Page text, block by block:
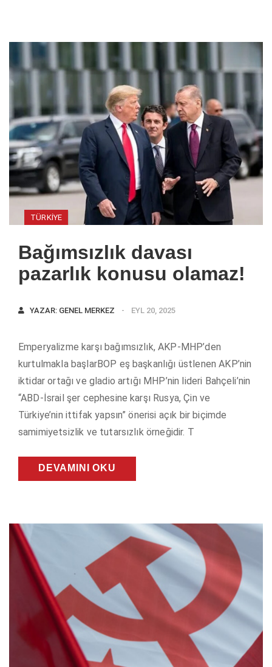
TÜRKIYE
Bağımsızlık davası
pazarlık konusu olamaz!
YAZAR: GENEL MERKEZ EYL 20, 2025
Emperyalizme karşı bağımsızlık, AKP-MHP’den
kurtulmakla başlarBOP eş başkanlığı üstlenen AKP’nin
iktidar ortağı ve gladio artığı MHP’nin lideri Bahçeli’nin
“ABD-İsrail şer cephesine karşı Rusya, Çin ve
Türkiye’nin ittifak yapsın” önerisi açık bir biçimde
samimiyetsizlik ve tutarsızlık örneğidir. T
DEVAMINI OKU